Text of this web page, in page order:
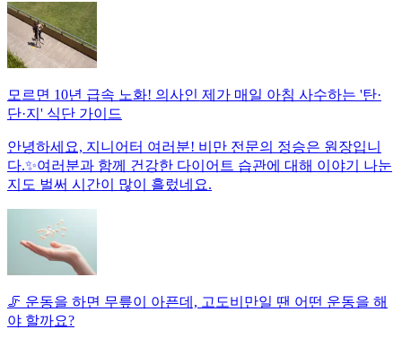
모르면 10년 급속 노화! 의사인 제가 매일 아침 사수하는 '탄·
단·지' 식단 가이드
안녕하세요, 지니어터 여러분! 비만 전문의 정승은 원장입니
다.✨여러분과 함께 건강한 다이어트 습관에 대해 이야기 나눈
지도 벌써 시간이 많이 흘렀네요.
🦵 운동을 하면 무릎이 아픈데, 고도비만일 땐 어떤 운동을 해
야 할까요?